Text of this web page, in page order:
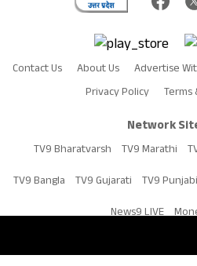
Contact Us About Us Advertise
Privacy Policy
Terms
Network
TV9 Bharatvarsh TV9 Marathi
TV9 Bangla TV9 Gujarati TV9 Punjabi
News9 LIVE